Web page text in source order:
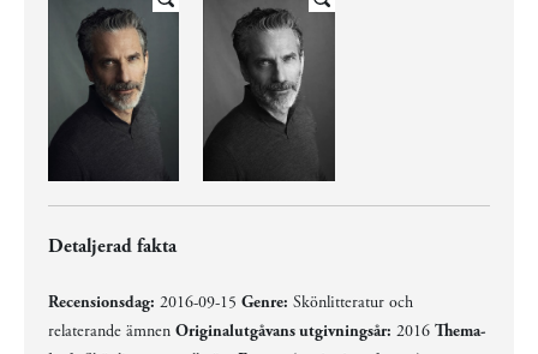
Detaljerad fakta
Recensionsdag: 2016-09-15 Genre: Skönlitteratur och
relaterande ämnen Originalutgåvans utgivningsår: 2016 Thema-